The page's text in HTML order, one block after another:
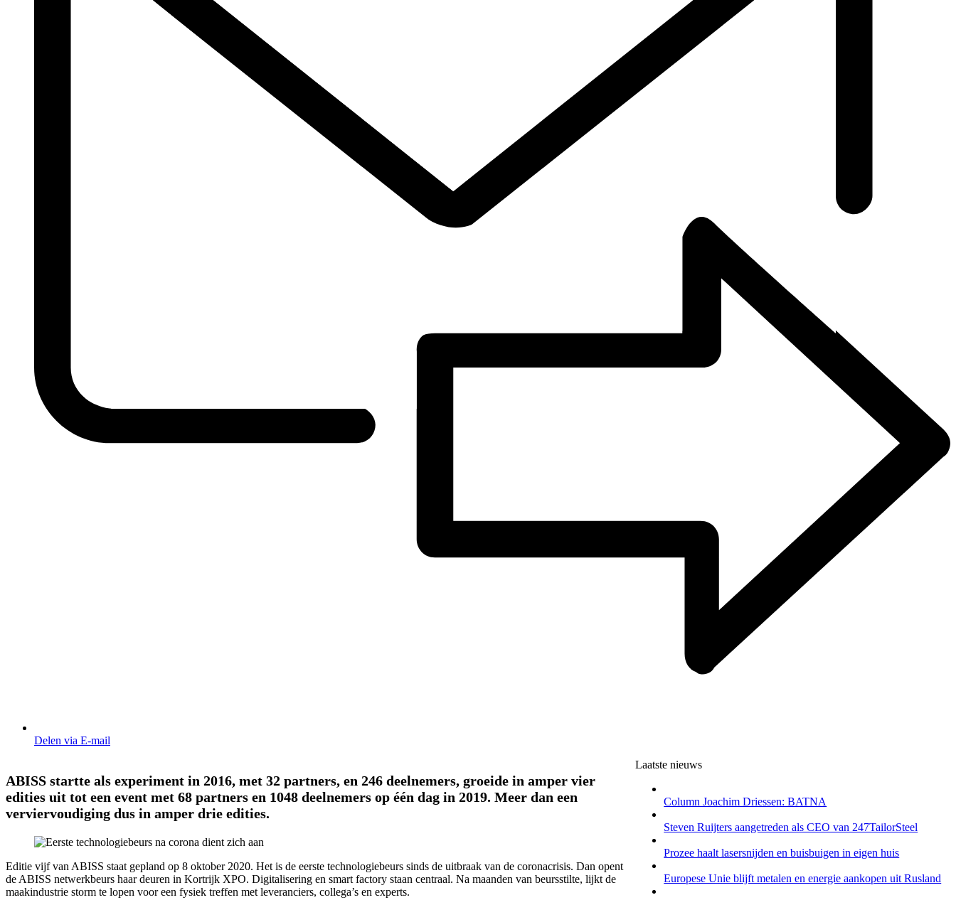
Delen via E-mail
ABISS startte als experiment in 2016, met 32 partners, en 246 deelnemers, groeide in amper vier
edities uit tot een event met 68 partners en 1048 deelnemers op één dag in 2019. Meer dan een
verviervoudiging dus in amper drie edities.
Editie vijf van ABISS staat gepland op 8 oktober 2020. Het is de eerste technologiebeurs sinds de uitbraak van de coronacrisis. Dan opent
de ABISS netwerkbeurs haar deuren in Kortrijk XPO. Digitalisering en smart factory staan centraal. Na maanden van beursstilte, lijkt de
maakindustrie storm te lopen voor een fysiek treffen met leveranciers, collega’s en experts.
Laatste nieuws
Column Joachim Driessen: BATNA
Steven Ruijters aangetreden als CEO van 247TailorSteel
Prozee haalt lasersnijden en buisbuigen in eigen huis
Europese Unie blijft metalen en energie aankopen uit Rusland